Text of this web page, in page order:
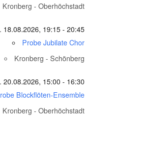
Kronberg - Oberhöchstadt
18.08.2026, 19:15 - 20:45
Probe Jubilate Chor
Kronberg - Schönberg
20.08.2026, 15:00 - 16:30
Blockflöten-Ensemble
Kronberg - Oberhöchstadt